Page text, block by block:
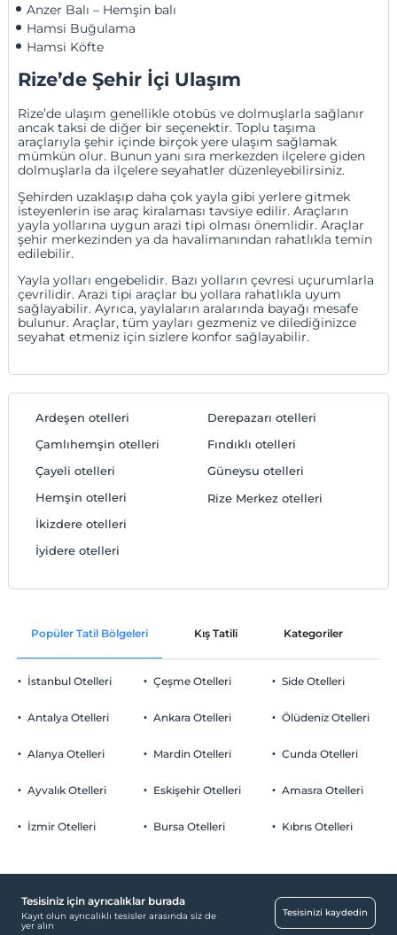
Anzer Balı – Hemşin balı
Hamsi Buğulama
Hamsi Köfte
Rize’de Şehir İçi Ulaşım
Rize’de ulaşım genellikle otobüs ve dolmuşlarla sağlanır
ancak taksi de diğer bir seçenektir. Toplu taşıma
araçlarıyla şehir içinde birçok yere ulaşım sağlamak
mümkün olur. Bunun yanı sıra merkezden ilçelere giden
dolmuşlarla da ilçelere seyahatler düzenleyebilirsiniz.
Şehirden uzaklaşıp daha çok yayla gibi yerlere gitmek
isteyenlerin ise araç kiralaması tavsiye edilir. Araçların
yayla yollarına uygun arazi tipi olması önemlidir. Araçlar
şehir merkezinden ya da havalimanından rahatlıkla temin
edilebilir.
Yayla yolları engebelidir. Bazı yolların çevresi uçurumlarla
çevrilidir. Arazi tipi araçlar bu yollara rahatlıkla uyum
sağlayabilir. Ayrıca, yaylaların aralarında bayağı mesafe
bulunur. Araçlar, tüm yayları gezmeniz ve dilediğinizce
seyahat etmeniz için sizlere konfor sağlayabilir.
Ardeşen otelleri
Çamlıhemşin otelleri
Çayeli otelleri
Derepazarı otelleri
Fındıklı otelleri
Güneysu otelleri
Hemşin otelleri
İkizdere otelleri
İyidere otelleri
Rize Merkez otelleri
Popüler Tatil Bölgeleri Kış Tatili Kategoriler
İstanbul Otelleri
Antalya Otelleri
Alanya Otelleri
Ayvalık Otelleri
İzmir Otelleri
Çeşme Otelleri
Ankara Otelleri
Mardin Otelleri
Eskişehir Otelleri
Bursa Otelleri
Side Otelleri
Ölüdeniz Otelleri
Cunda Otelleri
Amasra Otelleri
Kıbrıs Otelleri
Tesisiniz için ayrıcalıklar burada
Kayıt olun ayrıcalıklı tesisler arasında siz de
yer alın
Tesisinizi kaydedin